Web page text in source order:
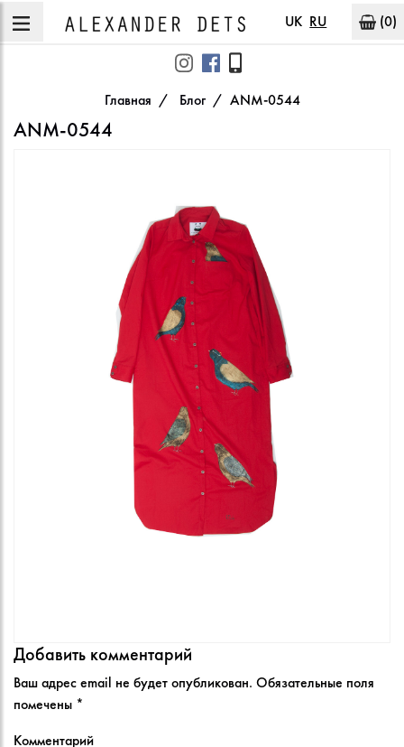
UK RU (0)
Главная Блог ANM-0544
ANM-0544
Добавить комментарий
Ваш адрес email не будет опубликован. Обязательные поля
помечены *
Комментарий